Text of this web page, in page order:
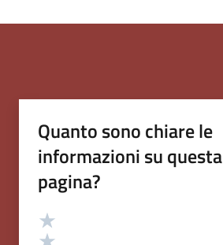
Quanto sono chiare le
informazioni su questa
pagina?
Valutazione